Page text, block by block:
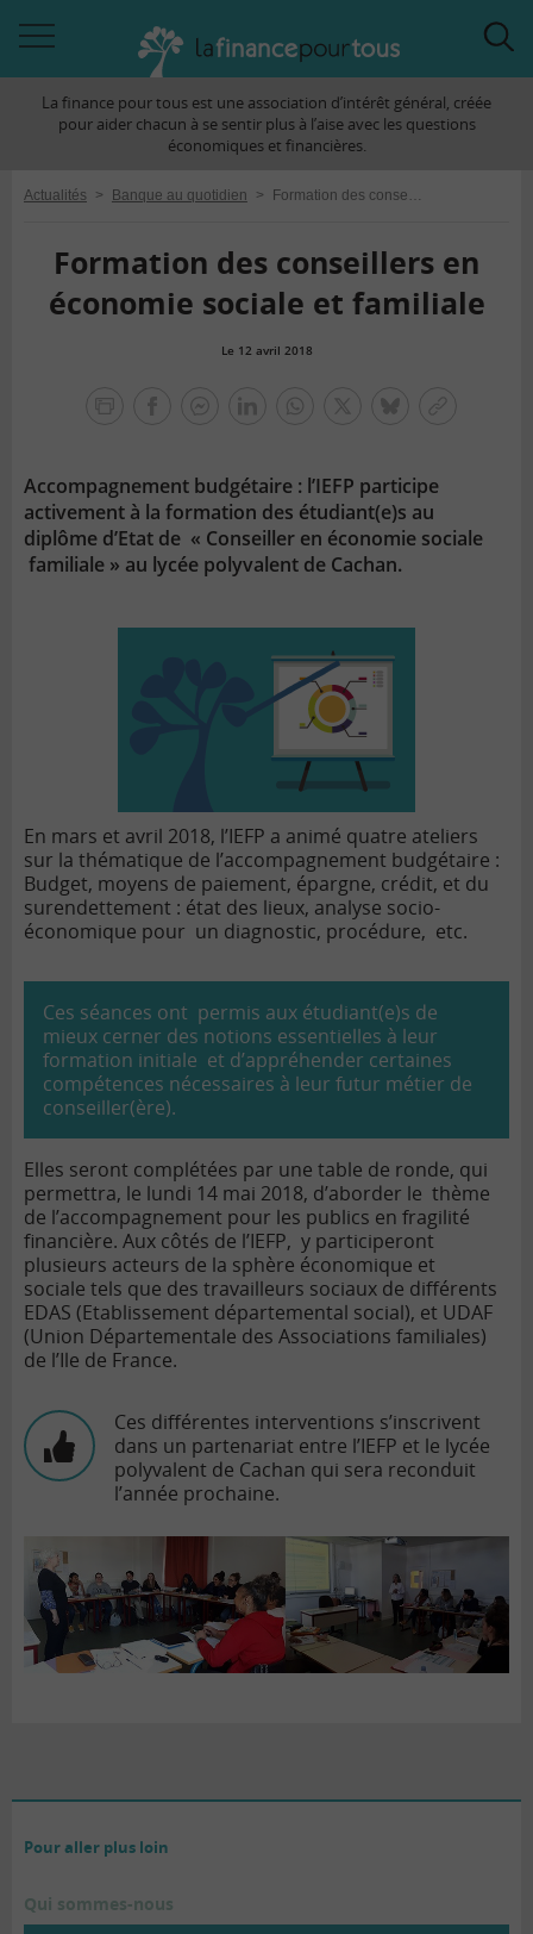
àLa finance pour tous est une association d’intérêt général, créée
pour aider chacun à se sentir plus à l’aise avec les questions
économiques et financières.
Actualités > Banque au quotidien > Formation des conseillers en économie sociale et familiale
Formation des conseillers en
économie sociale et familiale
Le 12 avril 2018
Accompagnement budgétaire : l’IEFP participe
activement à la formation des étudiant(e)s au
diplôme d’Etat de « Conseiller en économie sociale
familiale » au lycée polyvalent de Cachan.
En mars et avril 2018, l’IEFP a animé quatre ateliers
sur la thématique de l’accompagnement budgétaire :
Budget, moyens de paiement, épargne, crédit, et du
surendettement : état des lieux, analyse socio-
économique pour un diagnostic, procédure, etc.
Ces séances ont permis aux étudiant(e)s de
mieux cerner des notions essentielles à leur
formation initiale et d’appréhender certaines
compétences nécessaires à leur futur métier de
conseiller(ère).
Elles seront complétées par une table de ronde, qui
permettra, le lundi 14 mai 2018, d’aborder le thème
de l’accompagnement pour les publics en fragilité
financière. Aux côtés de l’IEFP, y participeront
plusieurs acteurs de la sphère économique et
sociale tels que des travailleurs sociaux de différents
EDAS (Etablissement départemental social), et UDAF
(Union Départementale des Associations familiales)
de l’Ile de France.
Ces différentes interventions s’inscrivent
dans un partenariat entre l’IEFP et le lycée
polyvalent de Cachan qui sera reconduit
l’année prochaine.
Pour aller plus loin
Qui sommes-nous